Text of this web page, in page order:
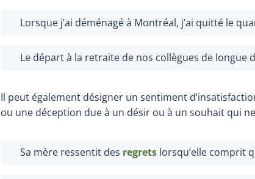
Lorsque j’ai déménagé à Montréal, j’ai quitté le
Le départ à la retraite de nos collègues de longue
Il peut également désigner un sentiment
ou une déception due à un désir ou à un souhait qui
Sa mère ressentit des regrets lorsqu’elle comprit